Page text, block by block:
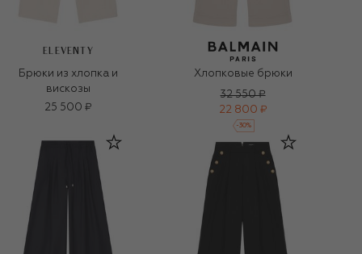
ELEVENTY
Брюки из хлопка и
вискозы
25 500 ₽
Хлопковые брюки
32 550 ₽
22 800 ₽
-30%